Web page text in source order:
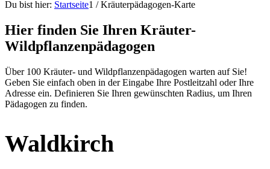
Du bist hier: Startseite1 / Kräuterpädagogen-Karte
Hier finden Sie Ihren Kräuter-
Wildpflanzenpädagogen
Über 100 Kräuter- und Wildpflanzenpädagogen warten auf Sie!
Geben Sie einfach oben in der Eingabe Ihre Postleitzahl oder Ihre
Adresse ein. Definieren Sie Ihren gewünschten Radius, um Ihren
Pädagogen zu finden.
Waldkirch